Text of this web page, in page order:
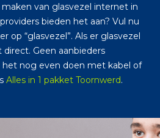
van glasvezel internet in
bieden het aan? Vul nu
op “glasvezel”. Als er glasvezel
direct. Geen aanbieders
nog even doen met kabel of
Alles in 1 pakket Toornwerd.